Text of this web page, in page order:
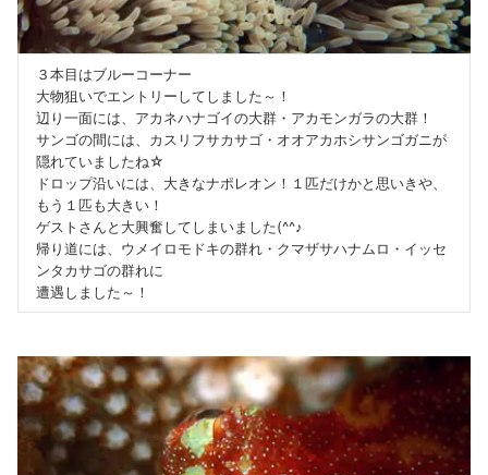
３本目はブルーコーナー
大物狙いでエントリーしてしました～！
辺り一面には、アカネハナゴイの大群・アカモンガラの大群！
サンゴの間には、カスリフサカサゴ・オオアカホシサンゴガニが
隠れていましたね☆
ドロップ沿いには、大きなナポレオン！１匹だけかと思いきや、
もう１匹も大きい！
ゲストさんと大興奮してしまいました(^^♪
帰り道には、ウメイロモドキの群れ・クマザサハナムロ・イッセ
ンタカサゴの群れに
遭遇しました～！